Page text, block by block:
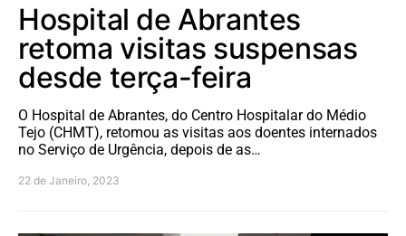
Hospital de Abrantes
retoma visitas suspensas
desde terça-feira
O Hospital de Abrantes, do Centro Hospitalar do Médio
Tejo (CHMT), retomou as visitas aos doentes internados
no Serviço de Urgência, depois de as…
22 de Janeiro, 2023